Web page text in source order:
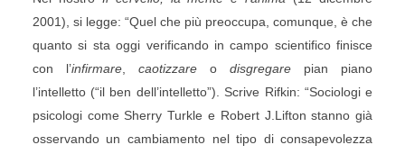
2001), si legge: “Quel che più preoccupa, comunque, è che
quanto si sta oggi verificando in campo scientifico finisce
con l’infirmare, caotizzareodisgregare pian piano
l’intelletto (“il ben dell’intelletto”). Scrive Rifkin: “Sociologi e
psicologi come Sherry Turkle e Robert J.Lifton stanno già
osservando un cambiamento nel tipo di consapevolezza